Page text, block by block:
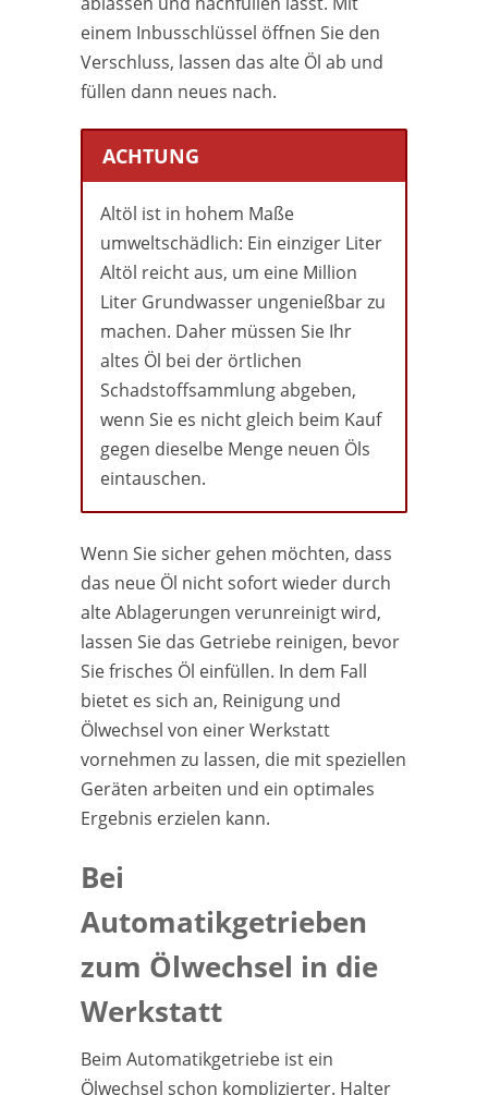
einem Inbusschlüssel öffnen Sie den
Verschluss, lassen das alte Öl ab und
füllen dann neues nach.
ACHTUNG
Altöl ist in hohem Maße
umweltschädlich: Ein einziger Liter
Altöl reicht aus, um eine Million
Liter Grundwasser ungenießbar zu
machen. Daher müssen Sie Ihr
altes Öl bei der örtlichen
Schadstoffsammlung abgeben,
wenn Sie es nicht gleich beim Kauf
gegen dieselbe Menge neuen Öls
eintauschen.
Wenn Sie sicher gehen möchten, dass
das neue Öl nicht sofort wieder durch
alte Ablagerungen verunreinigt wird,
lassen Sie das Getriebe reinigen, bevor
Sie frisches Öl einfüllen. In dem Fall
bietet es sich an, Reinigung und
Ölwechsel von einer Werkstatt
vornehmen zu lassen, die mit speziellen
Geräten arbeiten und ein optimales
Ergebnis erzielen kann.
Bei
Automatikgetrieben
zum Ölwechsel in die
Werkstatt
Beim Automatikgetriebe ist ein
Ölwechsel schon komplizierter. Halter